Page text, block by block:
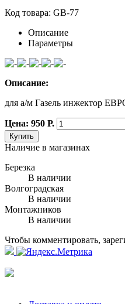
Код товара: GB-77
Описание
Параметры
Описание:
для а/м Газель инжектор
Цена: 950 Р.
Купить
Наличие в магазинах
Березка
В наличии
Волгоградская
В наличии
Монтажников
В наличии
Чтобы комментировать,